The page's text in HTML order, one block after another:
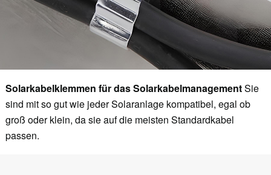
Solarkabelklemmen für das SolarkabelmanagementSie
sind mit so gut wie jeder Solaranlage kompatibel, egal ob
groß oder klein, da sie auf die meisten Standardkabel
passen.